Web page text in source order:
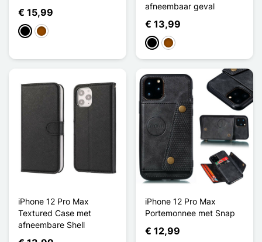
€ 15,99
ZwartBruin
afneembaar geval
€ 13,99
ZwartBruin
iPhone 12 Pro Max
Textured Case met
afneembare Shell
iPhone 12 Pro Max
Portemonnee met Snap
€ 12,99